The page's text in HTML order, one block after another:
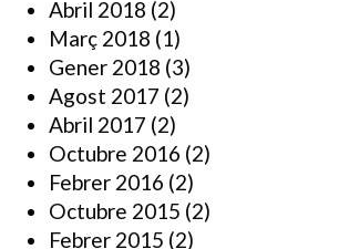
Abril 2018 (2)
Març 2018 (1)
Gener 2018 (3)
Agost 2017 (2)
Abril 2017 (2)
Octubre 2016 (2)
Febrer 2016 (2)
Octubre 2015 (2)
Febrer 2015 (2)